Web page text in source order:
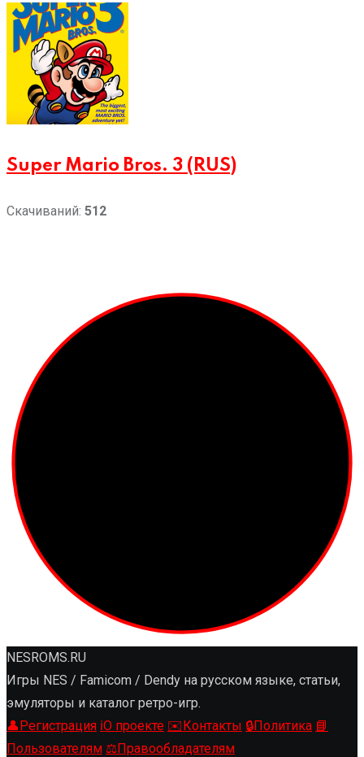
Super Mario Bros. 3 (RUS)
Скачиваний: 512
NESROMS.RU
Игры NES / Famicom / Dendy на русском языке, статьи,
эмуляторы и каталог ретро-игр.
👤Регистрация ℹ️О проекте ✉️Контакты 🔒Политика 📘
Пользователям ⚖️Правообладателям